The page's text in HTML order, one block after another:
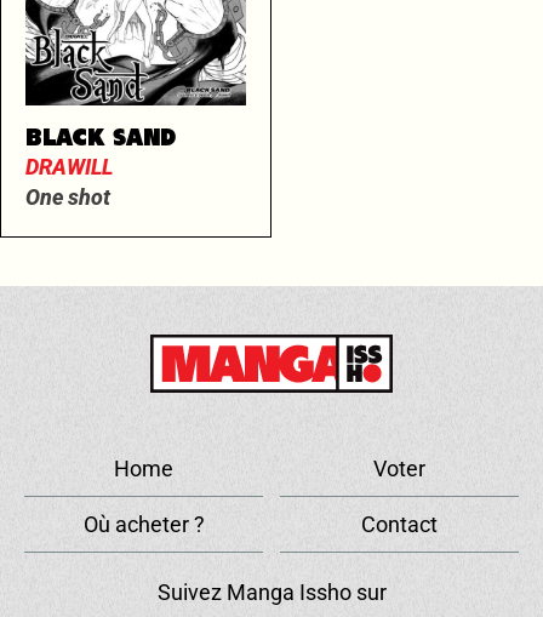
BLACK SAND
DRAWILL
One shot
Home Voter
Où acheter ? Contact
Suivez Manga Issho sur